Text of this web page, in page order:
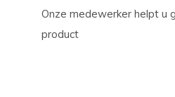
Onze medewerker helpt u
product